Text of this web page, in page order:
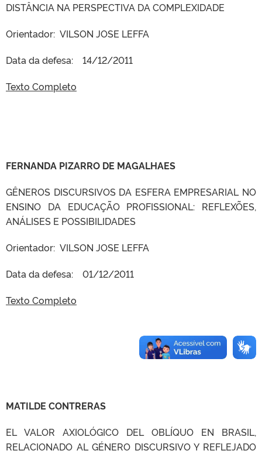
DISTÂNCIA NA PERSPECTIVA DA COMPLEXIDADE
Orientador: VILSON JOSE LEFFA
Data da defesa: 14/12/2011
Texto Completo
FERNANDA PIZARRO DE MAGALHAES
GÊNEROS DISCURSIVOS DA ESFERA EMPRESARIAL NO
ENSINO DA EDUCAÇÃO PROFISSIONAL: REFLEXÕES,
ANÁLISES E POSSIBILIDADES
Orientador: VILSON JOSE LEFFA
Data da defesa: 01/12/2011
Texto Completo
MATILDE CONTRERAS
EL VALOR AXIOLÓGICO DEL OBLÍQUO EN BRASIL,
RELACIONADO AL GÉNERO DISCURSIVO Y REFLEJADO